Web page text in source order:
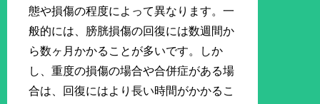
態や損傷の程度によって異なります。一
般的には、膀胱損傷の回復には数週間か
ら数ヶ月かかることが多いです。しか
し、重度の損傷の場合や合併症がある場
合は、回復にはより長い時間がかかるこ